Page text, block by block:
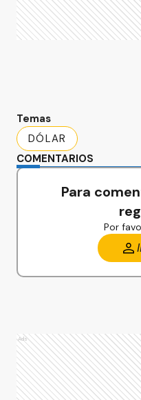
Temas
DÓLAR
COMENTARIOS
Para
Por
Ads